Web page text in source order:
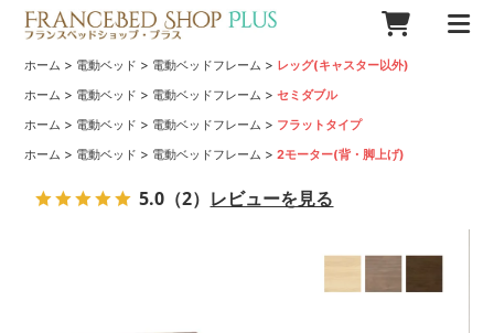
ホーム > 電動ベッド > 電動ベッドフレーム > レッグ(キャスター以外)
ホーム > 電動ベッド > 電動ベッドフレーム >セミダブル
ホーム > 電動ベッド > 電動ベッドフレーム > フラットタイプ
ホーム > 電動ベッド > 電動ベッドフレーム >2モーター(背・脚上げ)
5.0 （2） レビューを見る